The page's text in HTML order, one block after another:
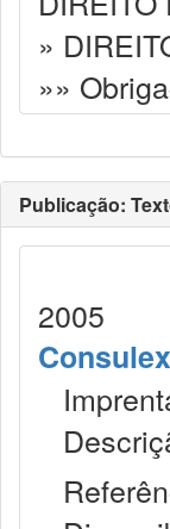
»
»»
Publicação:
2005